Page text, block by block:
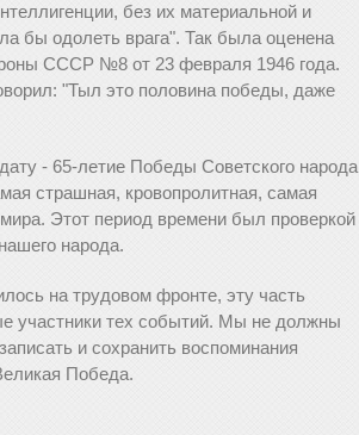
без их материальной и
бы одолеть врага". Так была оценена
СССР №8 от 23 февраля 1946 года.
"Тыл это половина победы, даже
- 65-летие Победы Советского народа
страшная, кровопролитная, самая
Этот период времени был проверкой
народа.
на трудовом фронте, эту часть
участники тех событий. Мы не должны
и сохранить воспоминания
Победа.